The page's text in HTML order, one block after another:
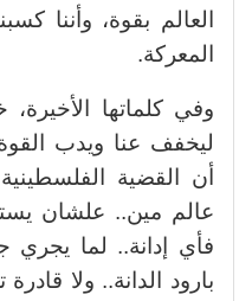
العالم بقوة، وأننا
المعركة.
وفي كلماتها الأخيرة،
ليخفف عنا ويدب
أن القضية
عالم مين.. علشان
فأي إدانة.. لما
بارود الدانة.. ولا